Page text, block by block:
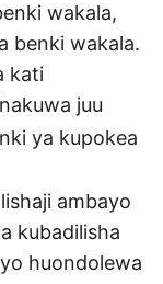
wakala,
benki wakala.
kati
juu
ya kupokea
ambayo
kubadilisha
huondolewa